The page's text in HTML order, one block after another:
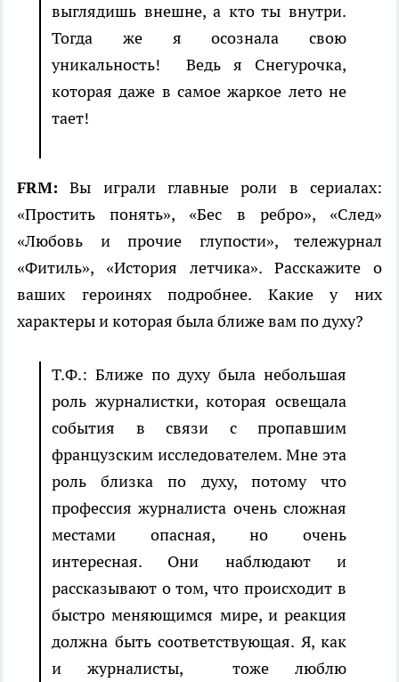
выглядишь внешне, а кто ты внутри.
Тогда же я осознала свою
уникальность! Ведь я Снегурочка,
которая даже в самое жаркое лето не
тает!
FRM: Вы играли главные роли в сериалах:
«Простить понять», «Бес в ребро», «След»
«Любовь и прочие глупости», тележурнал
«Фитиль», «История летчика». Расскажите о
ваших героинях подробнее. Какие у них
характеры и которая была ближе вам по духу?
Т.Ф.: Ближе по духу была небольшая
роль журналистки, которая освещала
события в связи с пропавшим
французским исследователем. Мне эта
роль близка по духу, потому что
профессия журналиста очень сложная
местами опасная, но очень
интересная. Они наблюдают и
рассказывают о том, что происходит в
быстро меняющимся мире, и реакция
должна быть соответствующая. Я, как
и журналисты, тоже люблю